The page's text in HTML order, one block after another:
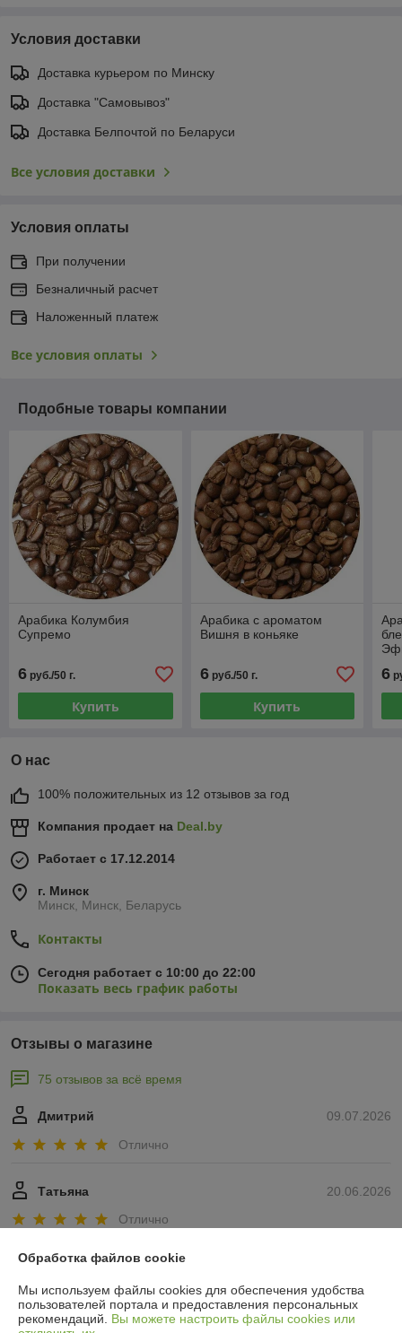
Условия доставки
Доставка курьером по Минску
Доставка "Самовывоз"
Доставка Белпочтой по Беларуси
Все условия доставки
Условия оплаты
При получении
Безналичный расчет
Наложенный платеж
Все условия оплаты
Подобные товары компании
Арабика Колумбия
Супремо
6 руб./50 г.
Купить
Арабика с ароматом
Вишня в коньяке
6руб./50 г.
Купить
6
О нас
100% положительных из 12 отзывов за год
Компания продает на Deal.by
Работает с 17.12.2014
г. Минск
Минск, Минск, Беларусь
Контакты
Сегодня работает с 10:00 до 22:00
Показать весь график работы
Отзывы о магазине
75 отзывов за всё время
09.07.2026
Дмитрий
Отлично
20.06.2026
Татьяна
Отлично
Показать все отзывы
О нас
Обработка файлов cookie
Мы используем файлы cookies для обеспечения удобства
пользователей портала и предоставления персональных
рекомендаций. Вы можете настроить файлы cookies или